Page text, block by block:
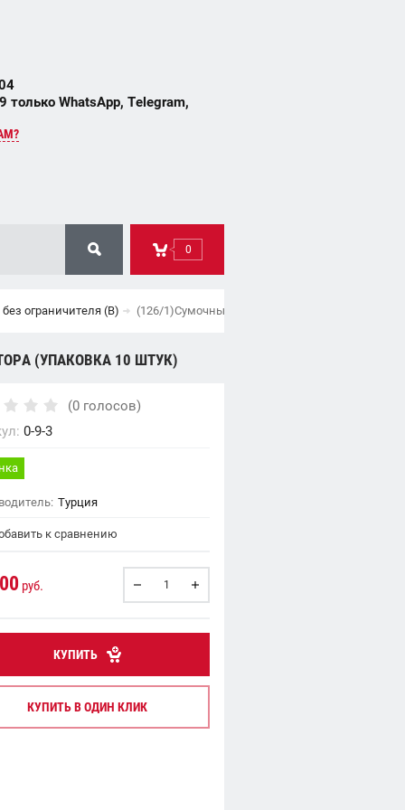
только WhatsApp, Telegram,
0
ограничителя (В) (126/1)Сумочный на металл тип.5(В) антик без
(УПАКОВКА 10 ШТУК)
(0 голосов)
0-9-3
Турция
к сравнению
руб.
КУПИТЬ
КУПИТЬ В ОДИН КЛИК